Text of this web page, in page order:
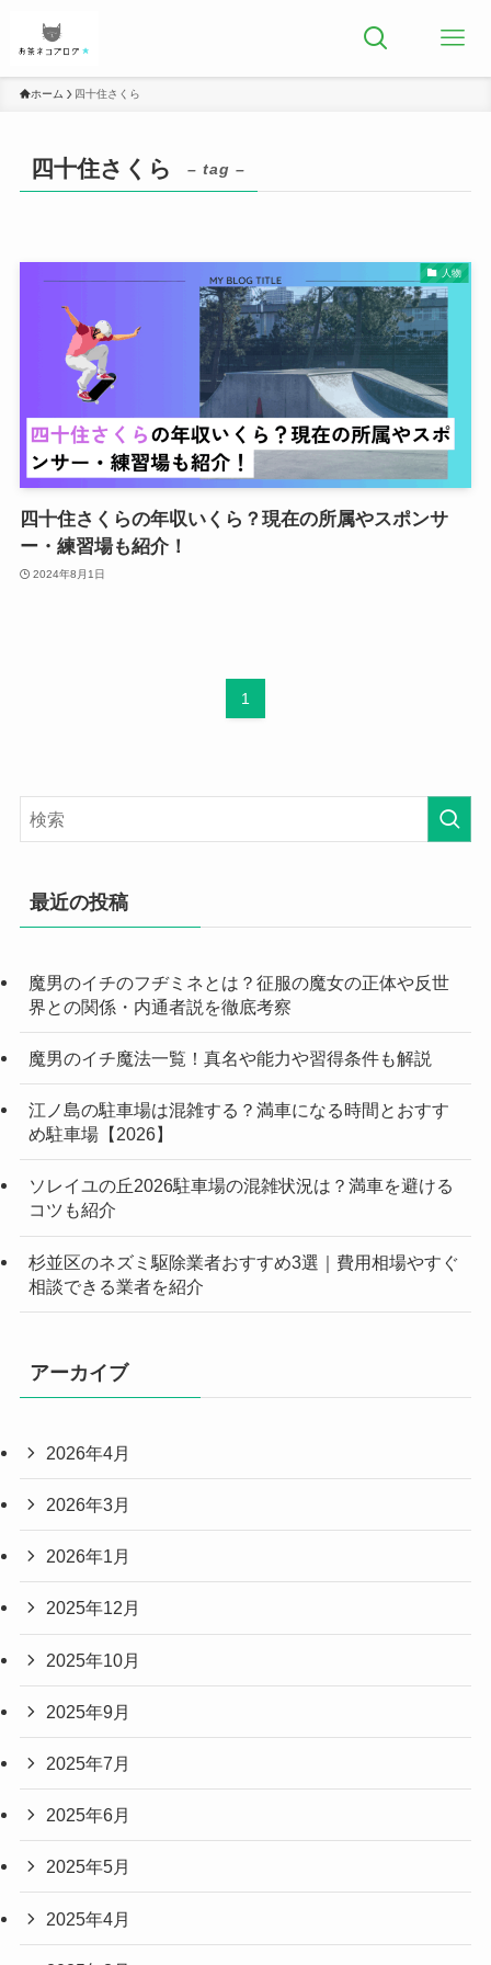
ホーム 四十住さくら
四十住さくら – tag –
人物
四十住さくらの年収いくら？現在の所属やスポンサ
ー・練習場も紹介！
2024年8月1日
1
最近の投稿
魔男のイチのフヂミネとは？征服の魔女の正体や反世
界との関係・内通者説を徹底考察
魔男のイチ魔法一覧！真名や能力や習得条件も解説
江ノ島の駐車場は混雑する？満車になる時間とおすす
め駐車場【2026】
ソレイユの丘2026駐車場の混雑状況は？満車を避ける
コツも紹介
杉並区のネズミ駆除業者おすすめ3選｜費用相場やすぐ
相談できる業者を紹介
アーカイブ
2026年4月
2026年3月
2026年1月
2025年12月
2025年10月
2025年9月
2025年7月
2025年6月
2025年5月
2025年4月